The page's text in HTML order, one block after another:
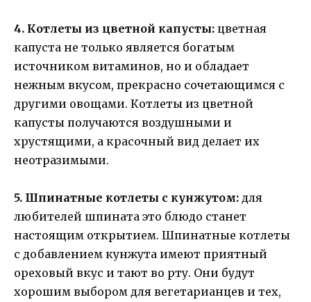
4. Котлеты из цветной капусты: цветная
капуста не только является богатым
источником витаминов, но и обладает
нежным вкусом, прекрасно сочетающимся с
другими овощами. Котлеты из цветной
капусты получаются воздушными и
хрустящими, а красочный вид делает их
неотразимыми.
5. Шпинатные котлеты с кунжутом: для
любителей шпината это блюдо станет
настоящим открытием. Шпинатные котлеты
с добавлением кунжута имеют приятный
ореховый вкус и тают во рту. Они будут
хорошим выбором для вегетарианцев и тех,